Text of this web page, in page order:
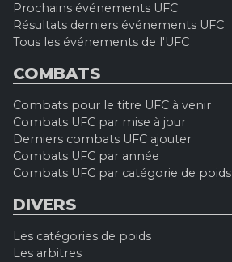
Prochains événements UFC
Résultats derniers événements UFC
Tous les événements de l'UFC
COMBATS
Combats pour le titre UFC à venir
Combats UFC par mise à jour
Derniers combats UFC ajouter
Combats UFC par année
Combats UFC par catégorie de poids
DIVERS
Les catégories de poids
Les arbitres